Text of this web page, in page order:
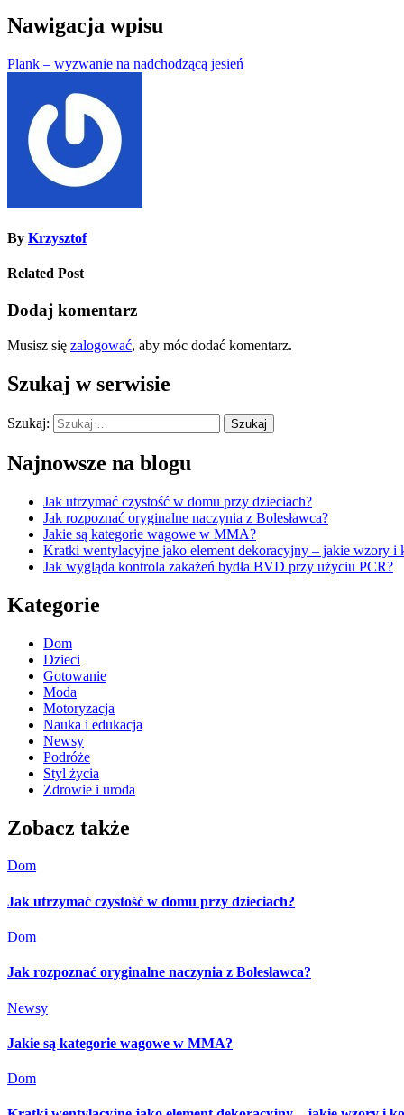
Nawigacja wpisu
Plank – wyzwanie na nadchodzącą jesień
By Krzysztof
Related Post
Dodaj komentarz
Musisz się zalogować, aby móc dodać komentarz.
Szukaj w serwisie
Szukaj:
Najnowsze na blogu
Jak utrzymać czystość w domu przy dzieciach?
Jak rozpoznać oryginalne naczynia z Bolesławca?
Jakie są kategorie wagowe w MMA?
Kratki wentylacyjne jako element dekoracyjny – jakie wzory i
Jak wygląda kontrola zakażeń bydła BVD przy użyciu PCR?
Kategorie
Dom
Dzieci
Gotowanie
Moda
Motoryzacja
Nauka i edukacja
Newsy
Podróże
Styl życia
Zdrowie i uroda
Zobacz także
Dom
Jak utrzymać czystość w domu przy dzieciach?
Dom
Jak rozpoznać oryginalne naczynia z Bolesławca?
Newsy
Jakie są kategorie wagowe w MMA?
Dom